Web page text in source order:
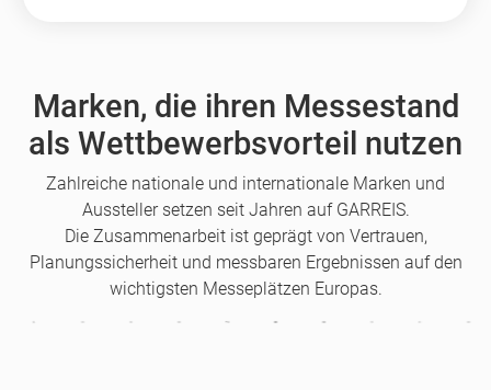
Marken, die ihren Messestand
als Wettbewerbsvorteil nutzen
Zahlreiche nationale und internationale Marken und
Aussteller setzen seit Jahren auf GARREIS.
Die Zusammenarbeit ist geprägt von Vertrauen,
Planungssicherheit und messbaren Ergebnissen auf den
wichtigsten Messeplätzen Europas.